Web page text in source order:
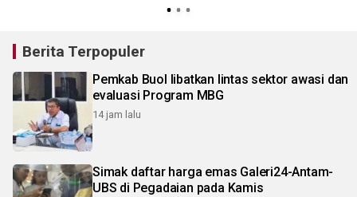
Berita Terpopuler
Pemkab Buol libatkan lintas sektor awasi dan
evaluasi Program MBG
14 jam lalu
Simak daftar harga emas Galeri24-Antam-
UBS di Pegadaian pada Kamis